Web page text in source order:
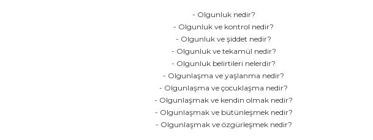
- Olgunluk nedir?
- Olgunluk ve kontrol nedir?
- Olgunluk ve şiddet nedir?
- Olgunluk ve tekamül nedir?
- Olgunluk belirtileri nelerdir?
- Olgunlaşma ve yaşlanma nedir?
- Olgunlaşma ve çocuklaşma nedir?
- Olgunlaşmak ve kendin olmak nedir?
- Olgunlaşmak ve bütünleşmek nedir?
- Olgunlaşmak ve özgürleşmek nedir?